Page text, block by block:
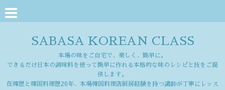
SABASA KOREAN CLASS
本場の味をご自宅で、楽しく、簡単に。
できるだけ日本の調味料を使って簡単に作れる本格的な味のレシピと技をご提
供します。
在韓歴と韓国料理歴20年、本場韓国料理店厨房経験を持つ講師が丁寧にレッス